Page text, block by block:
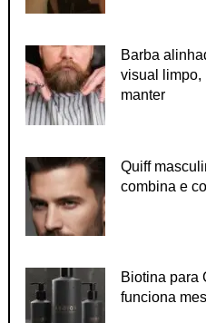
Barba
visual limpo,
manter
Quiff
combina e
Biotina para
funciona